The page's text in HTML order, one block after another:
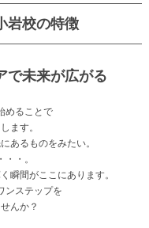
岩校の特徴
で未来が広がる
めることで
ます。
あるものをみたい。
・。
瞬間がここにあります。
ンステップを
んか？